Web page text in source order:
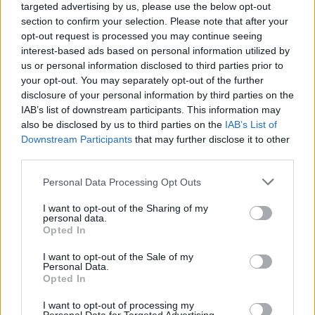
targeted advertising by us, please use the below opt-out
section to confirm your selection. Please note that after your
opt-out request is processed you may continue seeing
interest-based ads based on personal information utilized by
us or personal information disclosed to third parties prior to
your opt-out. You may separately opt-out of the further
disclosure of your personal information by third parties on the
IAB’s list of downstream participants. This information may
also be disclosed by us to third parties on the IAB’s List of
Downstream Participants that may further disclose it to other
Please note that this website/app uses one or more Google
not limited to your visit or usage behaviour. You may click to
grant or deny consent to Google and its third-party tags to
use your data for below specified purposes in below Google
consent section.
Personal Data Processing Opt Outs
I want to opt-out of the Sharing of my
personal data.
Opted In
I want to opt-out of the Sale of my
Personal Data.
Opted In
I want to opt-out of processing my
Ο Μάρκους Φόστερ μίλησε για τον ερχομό του, στον
ΠΑΟΚ, τον Αντρέα Τρινκιέρι, δηλώνοντας χαρούμενος για
τη νέα ομάδα...
ΠΑΟΚ: Χωρίς Ντίμσα η
προετοιμασία για Παναθηναϊκό,
παρών ο Τρινκιέρι
25/MAY/26 19:08
Ο Τόμας Ντίμσα απουσιάζει από την προετοιμασία του
ΠΑΟΚ για το ματς με τον Παναθηναϊκό, λόγω ενοχλήσεων,
Τρινκιέρι για ΠΑΟΚ: “Αυτή τη
στιγμή δεν υπάρχει σχεδόν
13/MAY/26 18:30
Ο Αντρέα Τρινκιέρι μίλησε για τη νέα σελίδα της καριέρας
του, τον ΠΑΟΚ.